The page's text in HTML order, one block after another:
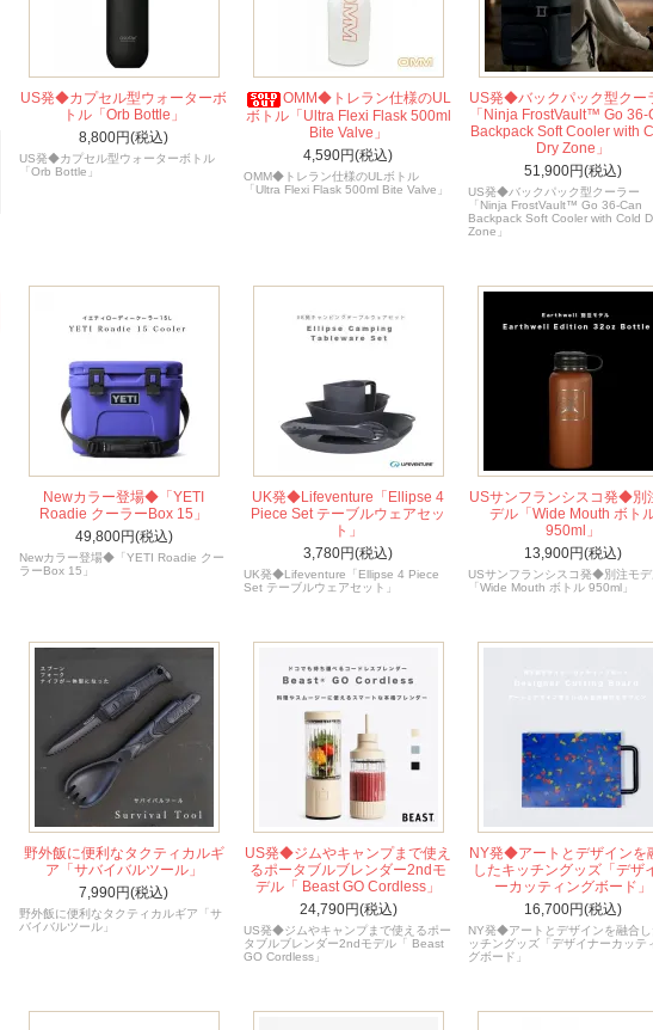
US発◆カプセル型ウォーターボ
トル「Orb Bottle」
8,800円(税込)
US発◆カプセル型ウォーターボトル
「Orb Bottle」
OMM◆トレラン仕様のUL
ボトル「Ultra Flexi Flask 500ml
Bite Valve」
4,590円(税込)
OMM◆トレラン仕様のULボトル
「Ultra Flexi Flask 500ml Bite Valve」
US発◆バックパック型クー
「Ninja FrostVault™ Go 36-
Backpack Soft Cooler with
Dry Zone」
51,900円(税込)
US発◆バックパック型クーラー
「Ninja FrostVault™ Go 36-Can
Backpack Soft Cooler with Cold
Zone」
Newカラー登場◆「YETI
Roadie クーラーBox 15」
49,800円(税込)
Newカラー登場◆「YETI Roadie クー
ラーBox 15」
UK発◆Lifeventure「Ellipse 4
Piece Set テーブルウェアセッ
ト」
3,780円(税込)
UK発◆Lifeventure「Ellipse 4 Piece
Set テーブルウェアセット」
USサンフランシスコ発◆別
デル「Wide Mouth ボト
950ml」
13,900円(税込)
USサンフランシスコ発◆別注モ
「Wide Mouth ボトル 950ml」
野外飯に便利なタクティカルギ
ア「サバイバルツール」
7,990円(税込)
野外飯に便利なタクティカルギア「サ
バイバルツール」
US発◆ジムやキャンプまで使え
るポータブルブレンダー2ndモ
デル「 Beast GO Cordless」
24,790円(税込)
US発◆ジムやキャンプまで使えるポー
タブルブレンダー2ndモデル「 Beast
GO Cordless」
NY発◆アートとデザインを
したキッチングッズ「デザ
ーカッティングボード」
16,700円(税込)
NY発◆アートとデザインを融合し
ッチングッズ「デザイナーカッテ
グボード」